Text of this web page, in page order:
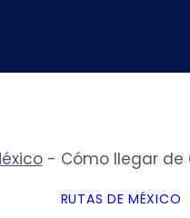
- Cómo llegar de
RUTAS DE MÉXICO